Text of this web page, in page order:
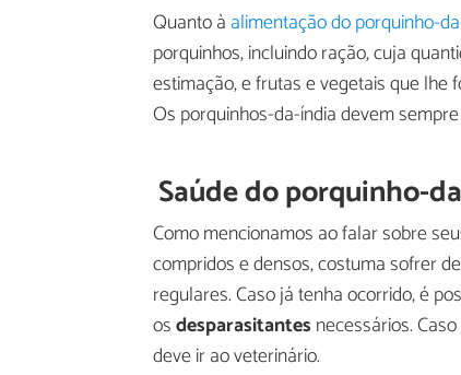
Quanto à alimentação do porquinho-
porquinhos, incluindo ração, cuja
estimação, e frutas e vegetais que lhe
Os porquinhos-da-índia devem
Saúde do porquinho-
Como mencionamos ao falar sobre
compridos e densos, costuma sofrer
regulares. Caso já tenha ocorrido, é
osdesparasitantes necessários.
deve ir ao veterinário.